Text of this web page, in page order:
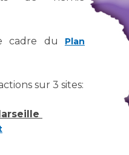
Maternité
Maladies Rares
Plateforme
Maladies Rares
cadre du Plan
sur 3 sites: